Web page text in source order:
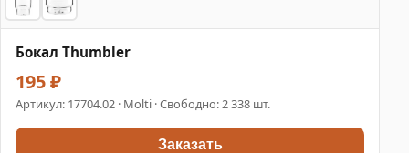
Бокал Thumbler
195 ₽
Артикул: 17704.02 · Molti · Свободно: 2 338 шт.
Заказать